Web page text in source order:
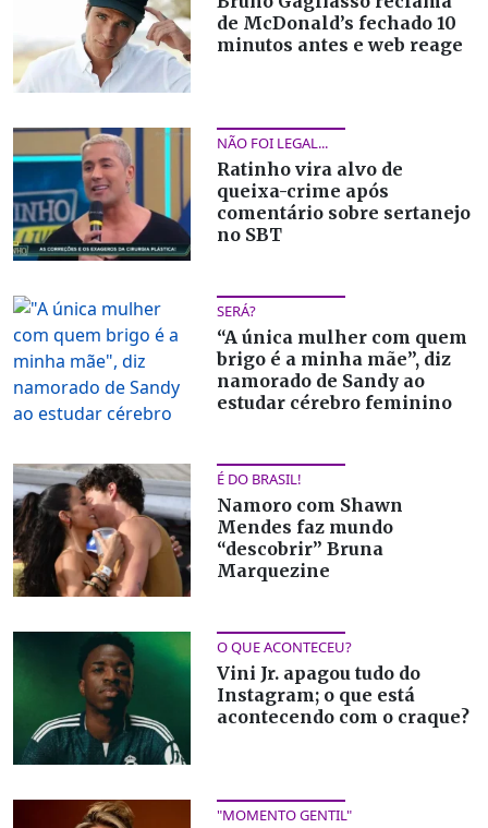
de McDonald’s fechado 10
minutos antes e web reage
NÃO FOI LEGAL...
Ratinho vira alvo de
queixa-crime após
comentário sobre sertanejo
no SBT
SERÁ?
“A única mulher com quem
brigo é a minha mãe”, diz
namorado de Sandy ao
estudar cérebro feminino
É DO BRASIL!
Namoro com Shawn
Mendes faz mundo
“descobrir” Bruna
Marquezine
O QUE ACONTECEU?
Vini Jr. apagou tudo do
Instagram; o que está
acontecendo com o craque?
"MOMENTO GENTIL"